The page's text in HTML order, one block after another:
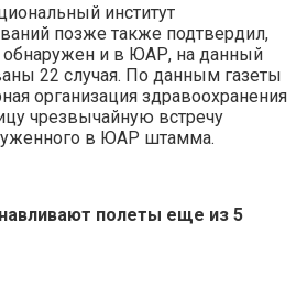
институт
позже также подтвердил,
и в ЮАР, на данный
22 случая. По данным газеты
организация здравоохранения
чрезвычайную встречу
в ЮАР штамма.
полеты еще из 5